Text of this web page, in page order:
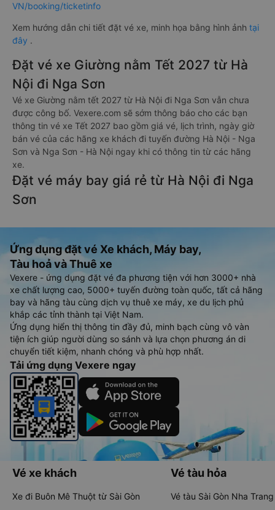
VN/booking/ticketinfo
Xem hướng dẫn chi tiết đặt vé xe, minh họa bằng hình ảnh tại
đây .
Đặt vé xe Giường nằm Tết 2027 từ Hà
Nội đi Nga Sơn
Vé xe Giường nằm tết 2027 từ Hà Nội đi Nga Sơn vẫn chưa
được công bố. Vexere.com sẽ sớm thông báo cho các bạn
thông tin vé xe Tết 2027 bao gồm giá vé, lịch trình, ngày giờ
bán vé của các hãng xe khách đi tuyến đường Hà Nội - Nga
Sơn và Nga Sơn - Hà Nội ngay khi có thông tin từ các hãng
xe.
Đặt vé máy bay giá rẻ từ Hà Nội đi Nga
Sơn
Ứng dụng đặt vé Xe khách, Máy bay,
Tàu hoả và Thuê xe
Vexere - ứng dụng đặt vé đa phương tiện với hơn 3000+ nhà
xe chất lượng cao, 5000+ tuyến đường toàn quốc, tất cả hãng
bay và hãng tàu cùng dịch vụ thuê xe máy, xe du lịch phủ
khắp các tỉnh thành tại Việt Nam.
Ứng dụng hiển thị thông tin đầy đủ, minh bạch cùng vô vàn
tiện ích giúp người dùng so sánh và lựa chọn phương án di
chuyển tiết kiệm, nhanh chóng và phù hợp nhất.
Tải ứng dụng Vexere ngay
Vé xe khách
Xe đi Buôn Mê Thuột từ Sài Gòn
Vé tàu hỏa
Vé tàu Sài Gòn Nha Trang